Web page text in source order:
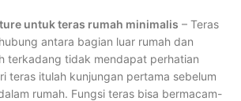
untuk teras rumah minimalis – Teras
antara bagian luar rumah dan
terkadang tidak mendapat perhatian
teras itulah kunjungan pertama sebelum
rumah. Fungsi teras bisa bermacam-